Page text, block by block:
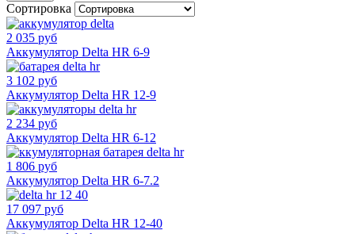
Сортировка
2 035 руб
Аккумулятор Delta HR 6-9
3 102 руб
Аккумулятор Delta HR 12-9
2 234 руб
Аккумулятор Delta HR 6-12
1 806 руб
Аккумулятор Delta HR 6-7.2
17 097 руб
Аккумулятор Delta HR 12-40